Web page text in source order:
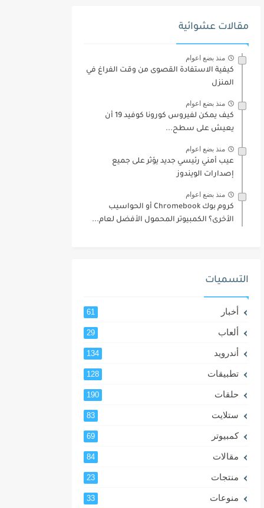
مقالات عشوائية
منذ بضع اعوام
كيفية الاستفادة القصوى من وقت الفراغ في
المنزل
منذ بضع اعوام
كيف يمكن لفيروس كورونا كوفيد 19 أن
يعيش على سطح...
منذ بضع اعوام
عيب أمني رئيسي جديد يؤثر على جميع
إصدارات الويندوز
منذ بضع اعوام
كروم بوك Chromebook أو الحواسيب
الأخرى؟ الكمبيوتر المحمول الأفضل لعام...
التسميات
أخبار 61
ألعاب 29
أندرويد 134
تطبيقات 128
حلقات 190
ستلايت 83
كمبيوتر 69
مقالات 84
منتجات 23
منوعات 33